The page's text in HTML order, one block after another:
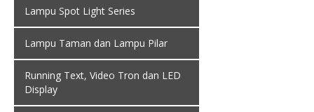
Lampu Spot Light Series
Lampu Taman dan Lampu Pilar
Running Text, Video Tron dan LED
Display